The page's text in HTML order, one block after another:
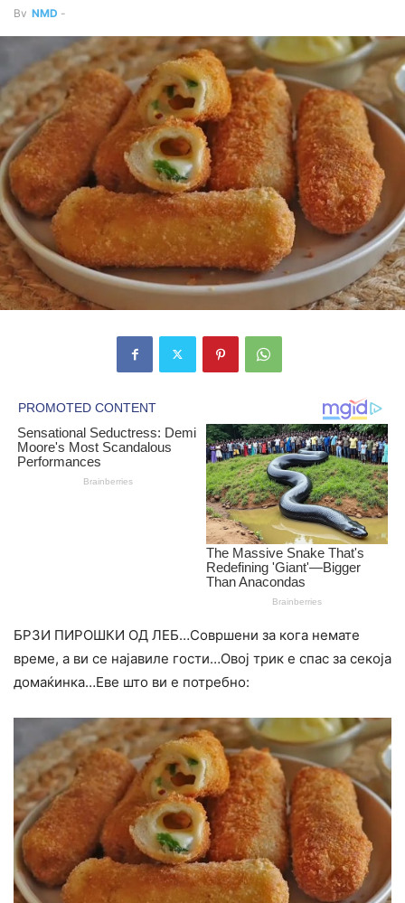
By NMD -
БРЗИ ПИРОШКИ ОД ЛЕБ…Совршени за кога немате
време, а ви се најавиле гости…Овој трик е спас за секоја
домаќинка…Еве што ви е потребно: